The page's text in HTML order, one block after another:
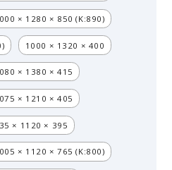
× 1280 × 850 (K:890)
1000 × 1320 × 400
× 1380 × 415
× 1210 × 405
× 1120 × 395
× 1120 × 765 (K:800)